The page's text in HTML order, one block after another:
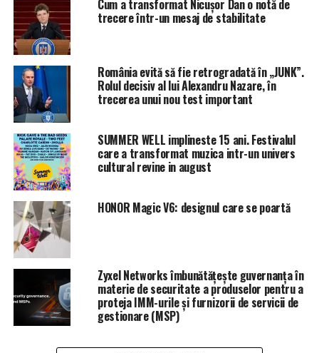
Cum a transformat Nicușor Dan o notă de
trecere într-un mesaj de stabilitate
România evită să fie retrogradată în „JUNK”.
Rolul decisiv al lui Alexandru Nazare, în
trecerea unui nou test important
SUMMER WELL implineste 15 ani. Festivalul
care a transformat muzica intr-un univers
cultural revine in august
HONOR Magic V6: designul care se poartă
Zyxel Networks îmbunătățește guvernanța în
materie de securitate a produselor pentru a
proteja IMM-urile și furnizorii de servicii de
gestionare (MSP)